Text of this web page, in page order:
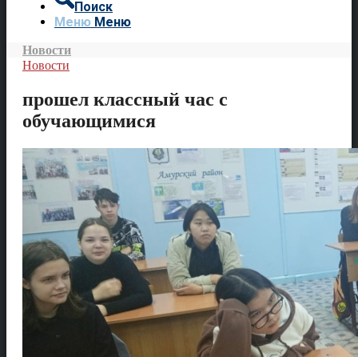
Поиск
Меню Меню
Новости
Новости
прошел классный час с
обучающимися